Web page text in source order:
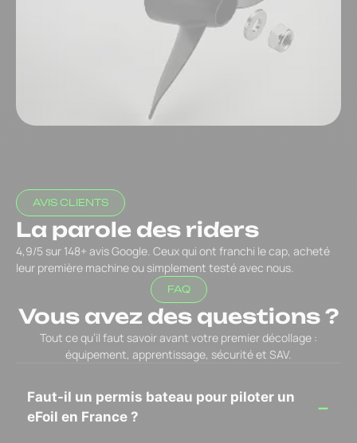
AVIS CLIENTS
La parole des riders
4,9/5 sur 148+ avis Google. Ceux qui ont franchi le cap, acheté
leur première machine ou simplement testé avec nous.
FAQ
Vous avez des questions ?
Tout ce qu’il faut savoir avant votre premier décollage :
équipement, apprentissage, sécurité et SAV.
Faut-il un permis bateau pour piloter un
eFoil en France ?